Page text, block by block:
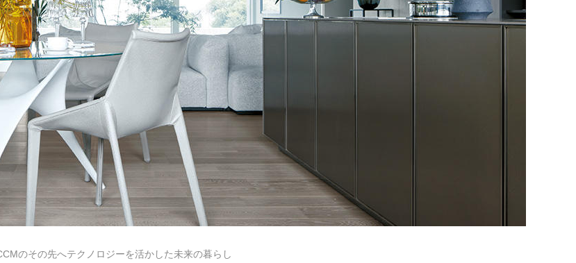
のその先へテクノロジーを活かした未来の暮らし